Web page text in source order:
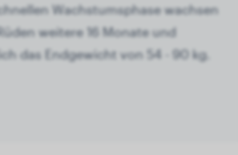
Wachstumsphase wachsen
weitere 16 Monate und
das Endgewicht von 54 - 90 kg.